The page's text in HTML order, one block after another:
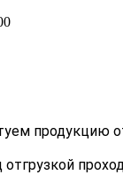
продукцию